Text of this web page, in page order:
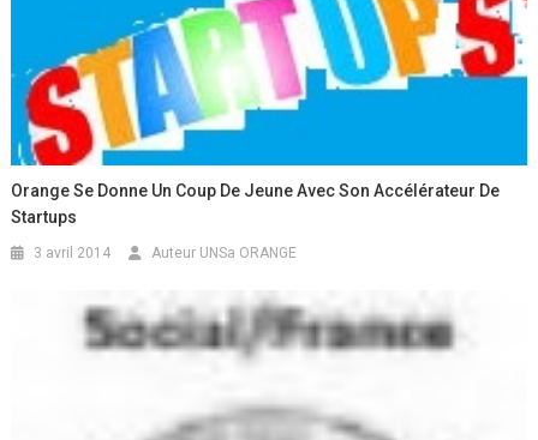
Orange Se Donne Un Coup De Jeune Avec Son Accélérateur De
Startups
3 avril 2014 Auteur UNSa ORANGE